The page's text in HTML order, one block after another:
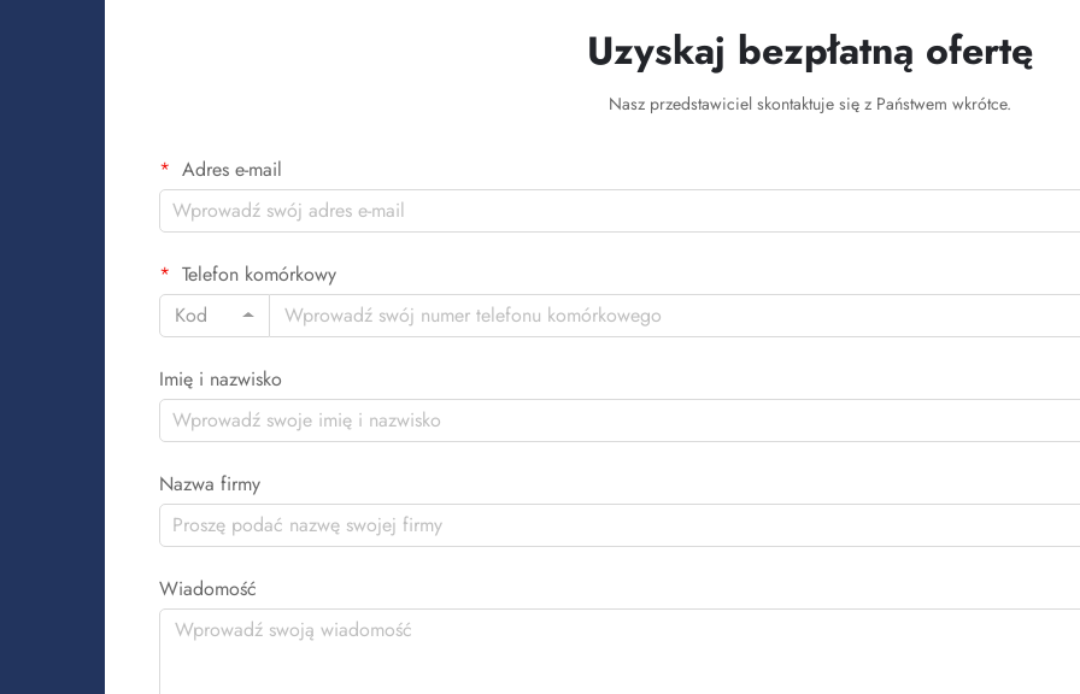
Uzyskaj bezpłatną ofertę
Nasz przedstawiciel skontaktuje się z Państwem wkrótce.
Adres e-mail
Telefon komórkowy
Kod
Imię i nazwisko
Nazwa firmy
Wiadomość